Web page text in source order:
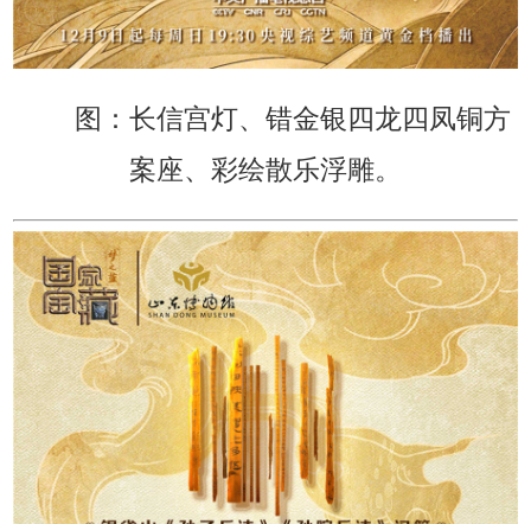
图：长信宫灯、错金银四龙四凤铜方
案座、彩绘散乐浮雕。